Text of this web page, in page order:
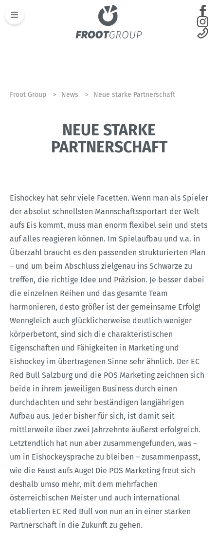
Froot Group News Neue starke Partnerschaft
NEUE STARKE
PARTNERSCHAFT
Eishockey hat sehr viele Facetten. Wenn man als Spieler
der absolut schnellsten Mannschaftssportart der Welt
aufs Eis kommt, muss man enorm flexibel sein und stets
auf alles reagieren können. Im Spielaufbau und v.a. in
Überzahl braucht es den passenden strukturierten Plan
– und um beim Abschluss zielgenau ins Schwarze zu
treffen, die richtige Idee und Präzision. Je besser dabei
die einzelnen Reihen und das gesamte Team
harmonieren, desto größer ist der gemeinsame Erfolg!
Wenngleich auch glücklicherweise deutlich weniger
körperbetont, sind sich die charakteristischen
Eigenschaften und Fähigkeiten in Marketing und
Eishockey im übertragenen Sinne sehr ähnlich. Der EC
Red Bull Salzburg und die POS Marketing zeichnen sich
beide in ihrem jeweiligen Business durch einen
durchdachten und sehr beständigen langjährigen
Aufbau aus. Jeder bisher für sich, ist damit seit
mittlerweile über zwei Jahrzehnte äußerst erfolgreich.
Letztendlich hat nun aber zusammengefunden, was –
um in Eishockeysprache zu bleiben – zusammenpasst,
wie die Faust aufs Auge! Die POS Marketing freut sich
deshalb umso mehr, mit dem mehrfachen
österreichischen Meister und auch international
etablierten EC Red Bull von nun an in einer starken
Partnerschaft in die Zukunft zu gehen.